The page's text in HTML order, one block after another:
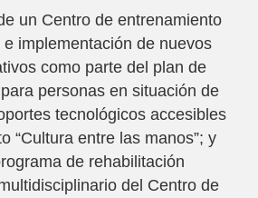
un Centro de entrenamiento
e implementación de nuevos
como parte del plan de
personas en situación de
tecnológicos accesibles
“Cultura entre las manos”; y
de rehabilitación
del Centro de